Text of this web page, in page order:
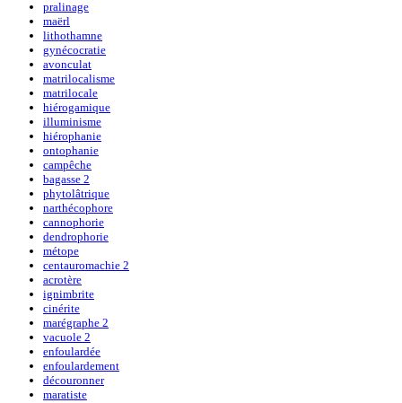
pralinage
maërl
lithothamne
gynécocratie
avonculat
matrilocalisme
matrilocale
hiérogamique
illuminisme
hiérophanie
ontophanie
campêche
bagasse 2
phytolâtrique
narthécophore
cannophorie
dendrophorie
métope
centauromachie 2
acrotère
ignimbrite
cinérite
marégraphe 2
vacuole 2
enfoulardée
enfoulardement
découronner
maratiste